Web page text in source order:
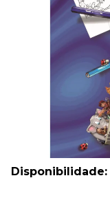
Disponibilidade: